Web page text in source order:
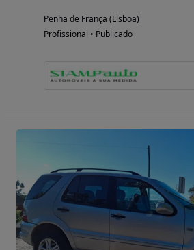
Penha de França (Lisboa)
Profissional • Publicado